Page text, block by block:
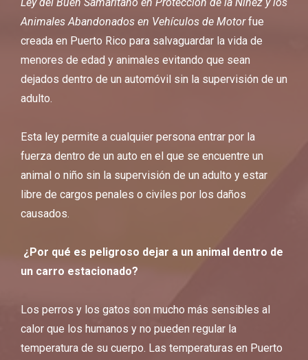
Animales Abandonados en Vehículos de Motorfue
creada en Puerto Rico para salvaguardar la vida de
menores de edad y animales evitando que sean
dejados dentro de un automóvil sin la supervisión de un
adulto.
Esta ley permite a cualquier persona entrar por la
fuerza dentro de un auto en el que se encuentre un
animal o niño sin la supervisión de un adulto y estar
libre de cargos penales o civiles por los daños
causados.
¿Por qué es peligroso dejar a un animal dentro de
un carro estacionado?
Los perros y los gatos son mucho más sensibles al
calor que los humanos y no pueden regular la
temperatura de su cuerpo. Las temperaturas en Puerto